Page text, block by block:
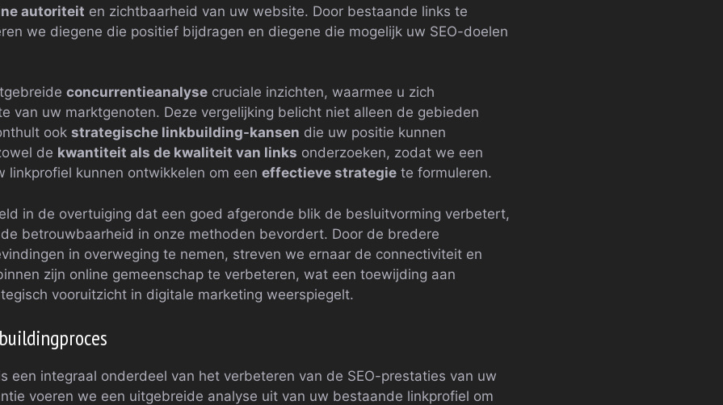
autoriteit en zichtbaarheid van uw website. Door bestaande links te
we diegene die positief bijdragen en diegene die mogelijk uw SEO-doelen
concurrentieanalyse cruciale inzichten, waarmee u zich
van uw marktgenoten. Deze vergelijking belicht niet alleen de gebieden
ook strategische linkbuilding-kansen die uw positie kunnen
de kwantiteit als de kwaliteit van links onderzoeken, zodat we een
linkprofiel kunnen ontwikkelen om een effectieve strategie te formuleren.
in de overtuiging dat een goed afgeronde blik de besluitvorming verbetert,
betrouwbaarheid in onze methoden bevordert. Door de bredere
in overweging te nemen, streven we ernaar de connectiviteit en
zijn online gemeenschap te verbeteren, wat een toewijding aan
vooruitzicht in digitale marketing weerspiegelt.
een integraal onderdeel van het verbeteren van de SEO-prestaties van uw
voeren we een uitgebreide analyse uit van uw bestaande linkprofiel om